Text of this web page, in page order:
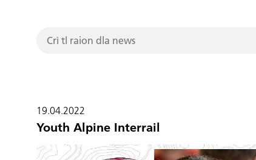
19.04.2022
Youth Alpine Interrail